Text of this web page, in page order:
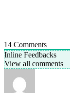
14 Comments
Inline Feedbacks
View all comments